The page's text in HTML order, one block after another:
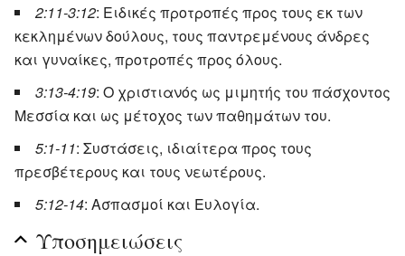
2:11-3:12: Ειδικές προτροπές προς τους εκ των
κεκλημένων δούλους, τους παντρεμένους άνδρες
και γυναίκες, προτροπές προς όλους.
3:13-4:19: Ο χριστιανός ως μιμητής του πάσχοντος
Μεσσία και ως μέτοχος των παθημάτων του.
5:1-11: Συστάσεις, ιδιαίτερα προς τους
πρεσβέτερους και τους νεωτέρους.
5:12-14: Ασπασμοί και Ευλογία.
Υποσημειώσεις